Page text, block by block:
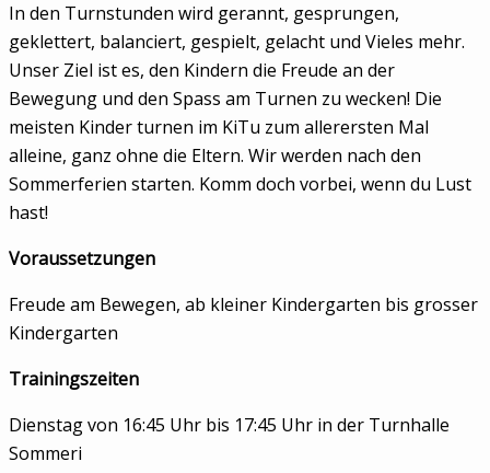
In den Turnstunden wird gerannt, gesprungen,
geklettert, balanciert, gespielt, gelacht und Vieles mehr.
Unser Ziel ist es, den Kindern die Freude an der
Bewegung und den Spass am Turnen zu wecken! Die
meisten Kinder turnen im KiTu zum allerersten Mal
alleine, ganz ohne die Eltern. Wir werden nach den
Sommerferien starten. Komm doch vorbei, wenn du Lust
hast!
Voraussetzungen
Freude am Bewegen, ab kleiner Kindergarten bis grosser
Kindergarten
Trainingszeiten
Dienstag von 16:45 Uhr bis 17:45 Uhr in der Turnhalle
Sommeri